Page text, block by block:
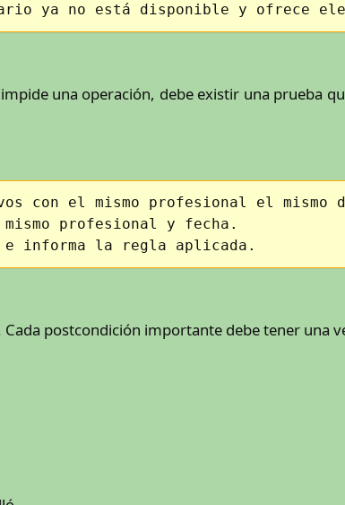
ya no está disponible y ofrece
una operación, debe existir una prueba
con el mismo profesional el mismo
profesional y fecha.
e informa la regla aplicada.
postcondición importante debe tener una